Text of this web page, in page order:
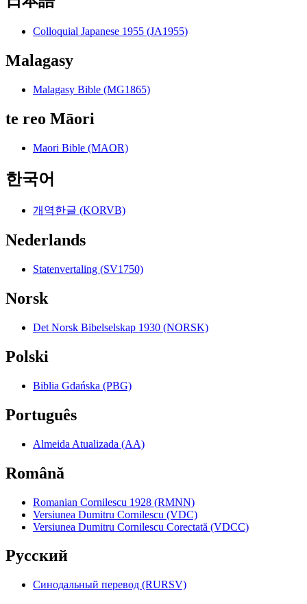
Colloquial Japanese 1955 (JA1955)
Malagasy
Malagasy Bible (MG1865)
te reo Māori
Maori Bible (MAOR)
한국어
개역한글 (KORVB)
Nederlands
Statenvertaling (SV1750)
Norsk
Det Norsk Bibelselskap 1930 (NORSK)
Polski
Biblia Gdańska (PBG)
Português
Almeida Atualizada (AA)
Română
Romanian Cornilescu 1928 (RMNN)
Versiunea Dumitru Cornilescu (VDC)
Versiunea Dumitru Cornilescu Corectată (VDCC)
Pyccкий
Синодальный перевод (RURSV)